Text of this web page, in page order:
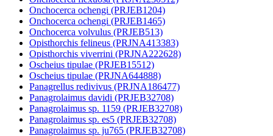
Onchocerca ochengi (PRJEB1204)
Onchocerca ochengi (PRJEB1465)
Onchocerca volvulus (PRJEB513)
Opisthorchis felineus (PRJNA413383)
Opisthorchis viverrini (PRJNA222628)
Oscheius tipulae (PRJEB15512)
Oscheius tipulae (PRJNA644888)
Panagrellus redivivus (PRJNA186477)
Panagrolaimus davidi (PRJEB32708)
Panagrolaimus sp. 1159 (PRJEB32708)
Panagrolaimus sp. es5 (PRJEB32708)
Panagrolaimus sp. ju765 (PRJEB32708)